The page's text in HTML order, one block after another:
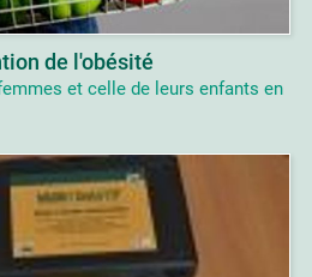
de l'obésité
et celle de leurs enfants en